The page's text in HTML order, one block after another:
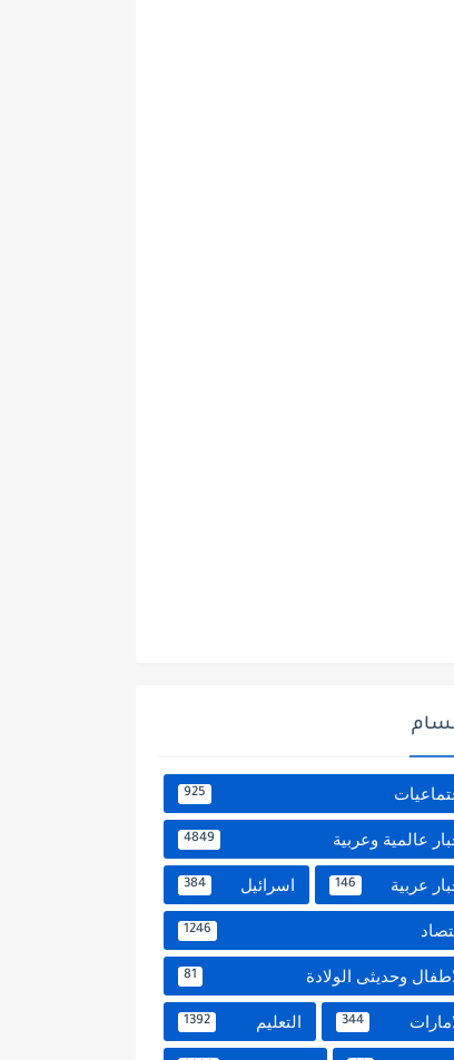
925
عالمية وعربية 4849
عربية 146 اسرائيل 384
1246
وحديثى الولادة 81
344 التعليم 1392